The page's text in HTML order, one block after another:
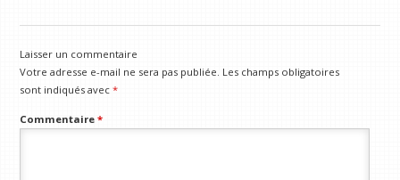
Laisser un commentaire
Votre adresse e-mail ne sera pas publiée. Les champs obligatoires
sont indiqués avec*
Commentaire*